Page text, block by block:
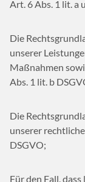
Art. 6 Abs. 1 lit. a
Die
unserer
Maßnahmen
Abs. 1 lit. b
Die
unserer
DSGVO;
Für den Fall,